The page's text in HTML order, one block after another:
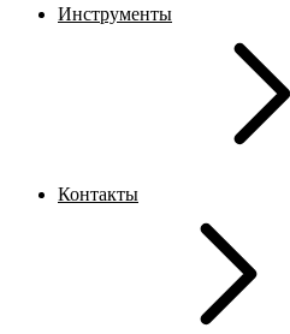
Инструменты
Контакты